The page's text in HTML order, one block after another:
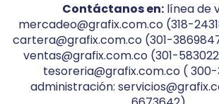
Contáctanos en: línea de
mercadeo@grafix.com.co (318-
cartera@grafix.com.co (301-
ventas@grafix.com.co (301-
tesoreria@grafix.com.co (
administración: